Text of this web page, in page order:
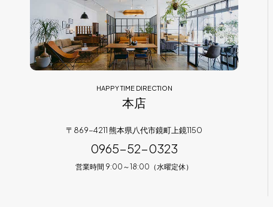
HAPPY TIME DIRECTION
本店
〒869-4211 熊本県八代市鏡町上鏡1150
0965-52-0323
営業時間 9:00～18:00（水曜定休）